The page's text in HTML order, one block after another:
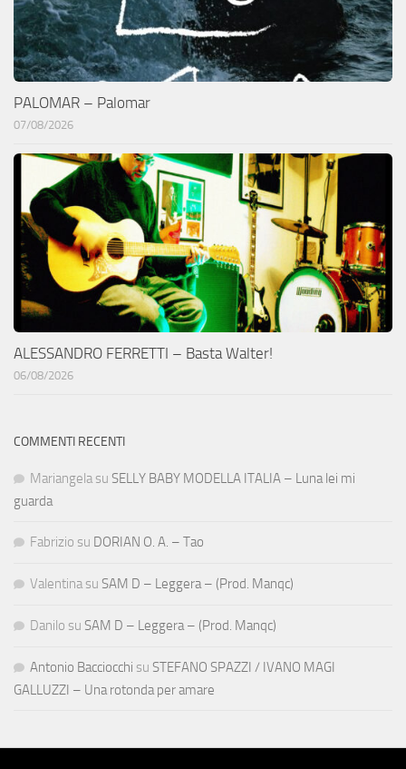
PALOMAR – Palomar
07/08/2026
ALESSANDRO FERRETTI – Basta Walter!
06/08/2026
COMMENTI RECENTI
Mariangela su SELLY BABY MODELLA ITALIA – Luna lei mi
guarda
Fabrizio su DORIAN O. A. – Tao
Valentina su SAM D – Leggera – (Prod. Manqc)
Danilo su SAM D – Leggera – (Prod. Manqc)
Antonio Bacciocchi su STEFANO SPAZZI / IVANO MAGI
GALLUZZI – Una rotonda per amare